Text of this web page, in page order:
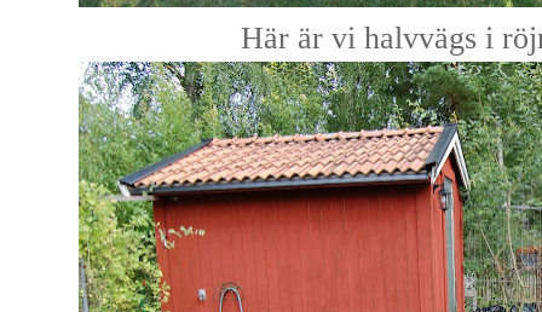
Här är vi halvvägs i